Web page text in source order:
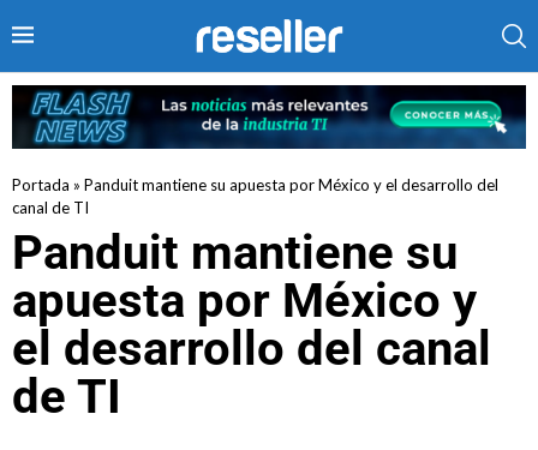
Portada » Panduit mantiene su apuesta por México y el desarrollo del
canal de TI
Panduit mantiene su
apuesta por México y
el desarrollo del canal
de TI